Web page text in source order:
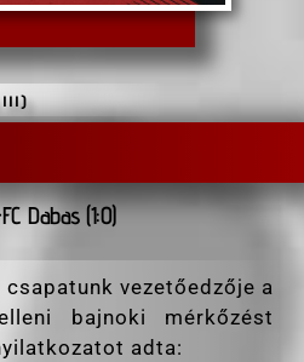
III)
Dabas (1:0)
csapatunk vezetőedzője a
bajnoki mérkőzést
adta: